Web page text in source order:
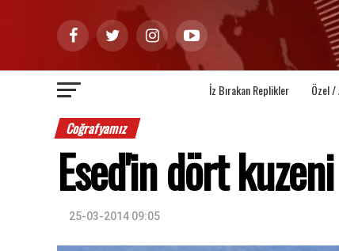
İz Bırakan Replikler Özel /
Coğrafyamız
Esed'in dört
25-03-2014 09:05